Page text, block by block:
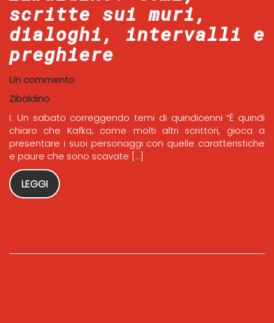
scritte sui muri,
dialoghi, intervalli e
preghiere
Un commento
Zibaldino
I. Un sabato correggendo temi di quindicenni “È quindi
chiaro che Kafka, come molti altri scrittori, gioca a
presentare i suoi personaggi con quelle caratteristiche
e paure che sono scavate […]
LEGGI